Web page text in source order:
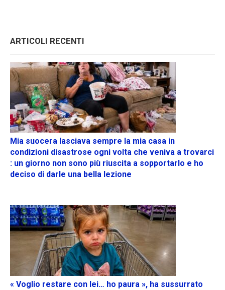
ARTICOLI RECENTI
Mia suocera lasciava sempre la mia casa in
condizioni disastrose ogni volta che veniva a trovarci
: un giorno non sono più riuscita a sopportarlo e ho
deciso di darle una bella lezione
« Voglio restare con lei… ho paura », ha sussurrato